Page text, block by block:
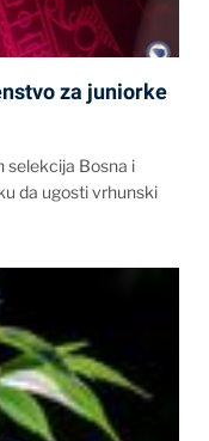
za juniorke
selekcija Bosna i
da ugosti vrhunski